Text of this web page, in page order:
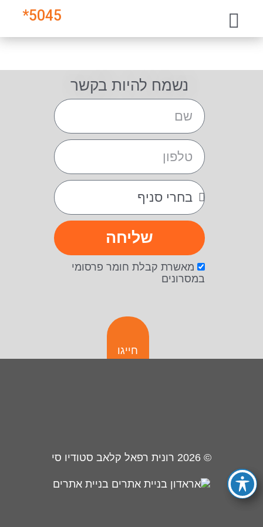
5045
*
נשמח להיות בקשר
מאשרת קבלת חומר פרסומי
במסרונים
שליחה
חייגו
© 2026 רונית רפאל קלאב סטודיו סי
בניית אתרים